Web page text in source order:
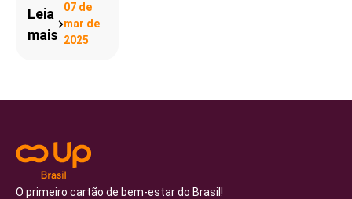
Leia
mais
07 de
mar de
2025
O primeiro cartão de bem-estar do Brasil!